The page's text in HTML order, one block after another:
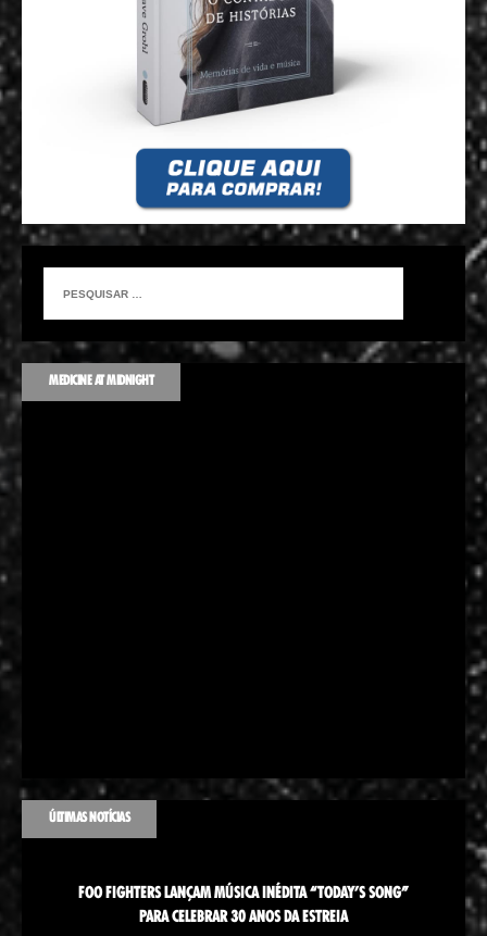
MEDICINE AT MIDNIGHT
ÚLTIMAS NOTÍCIAS
FOO FIGHTERS LANÇAM MÚSICA INÉDITA “TODAY’S SONG”
PARA CELEBRAR 30 ANOS DA ESTREIA